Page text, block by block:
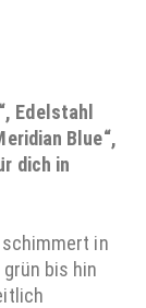
Edelstahl
Blue“,
dich in
schimmert in
bis hin